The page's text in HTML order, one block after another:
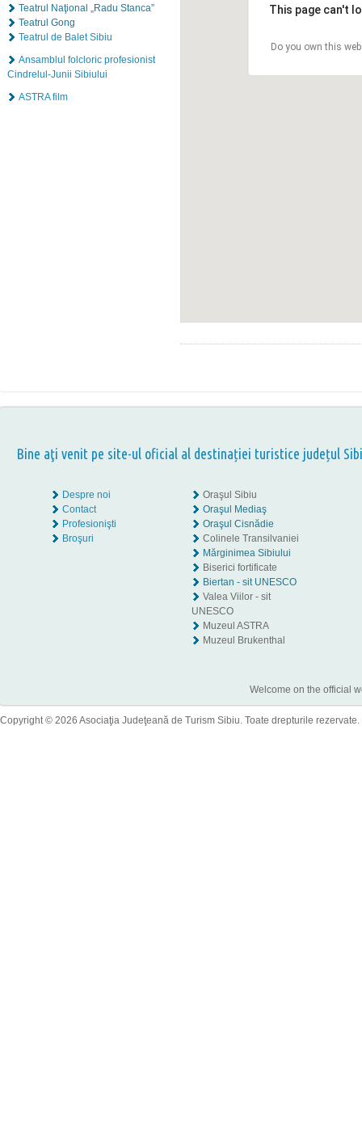
Teatrul Naţional „Radu Stanca”
Teatrul Gong
Teatrul de Balet Sibiu
Ansamblul folcloric profesionist
Cindrelul-Junii Sibiului
ASTRA film
This page can't
Do you own this
Bine aţi venit pe site-ul oficial al destinației turistice județul
Despre noi
Contact
Profesionişti
Broşuri
Oraşul Sibiu
Oraşul Mediaş
Oraşul Cisnădie
Colinele Transilvaniei
Mărginimea Sibiului
Biserici fortificate
Biertan - sit UNESCO
Valea Viilor - sit
UNESCO
Muzeul ASTRA
Muzeul Brukenthal
Welcome on the official
Copyright © 2026 Asociaţia Judeţeană de Turism Sibiu. Toate drepturile rezervate.